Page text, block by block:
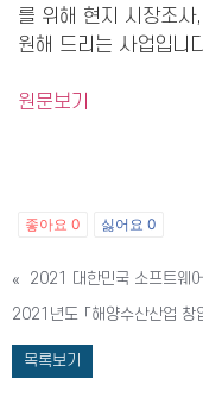
를 위해 현지 시장조사
원해 드리는 사업입니
원문보기
좋아요 0 싫어요 0
«
2021 대한민국 소프트웨
2021년도 「해양수산산업 창
목록보기